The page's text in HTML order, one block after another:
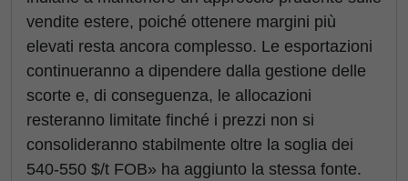
vendite estere, poiché ottenere margini più
elevati resta ancora complesso. Le esportazioni
continueranno a dipendere dalla gestione delle
scorte e, di conseguenza, le allocazioni
resteranno limitate finché i prezzi non si
consolideranno stabilmente oltre la soglia dei
540-550 $/t FOB» ha aggiunto la stessa fonte.